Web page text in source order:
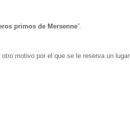
primos de Mersenne”.
motivo por el que se le reserva un lugar